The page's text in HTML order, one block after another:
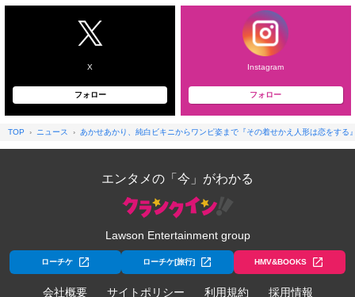
X
フォロー
Instagram
フォロー
TOP ニュース あかせあかり、純白ビキニからワンピ姿まで『その着せかえ人形は恋をする
エンタメの「今」がわかる
Lawson Entertainment group
ローチケ ローチケ[旅行] HMV&BOOKS
会社概要 サイトポリシー 利用規約 採用情報